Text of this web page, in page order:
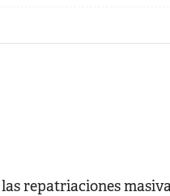
repatriaciones